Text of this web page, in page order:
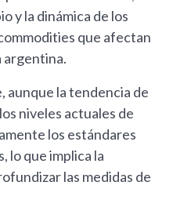
y la dinámica de los
que afectan
argentina.
aunque la tendencia de
niveles actuales de
los estándares
lo que implica la
las medidas de